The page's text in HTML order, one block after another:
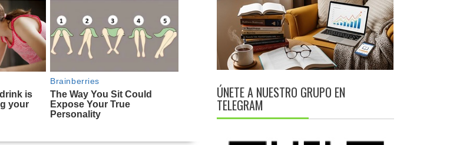
ÚNETE A NUESTRO GRUPO EN
TELEGRAM